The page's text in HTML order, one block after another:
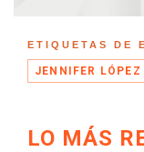
ETIQUETAS DE
JENNIFER LÓPEZ
LO MÁS